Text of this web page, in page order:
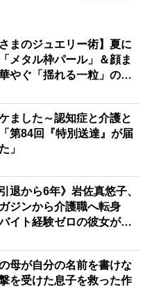
術
さまのジュエリー術】夏に
メタル枠パール」＆顔ま
やぐ「揺れる一粒」の使
ました～認知症と介護と
第84回『特別送達』が届
」
退から6年》岩佐真悠子、
ジンから介護職へ転身
イト経験ゼロの彼女が見
分らしくいられる」
母が自分の名前を書けな
を受けた息子を救った作